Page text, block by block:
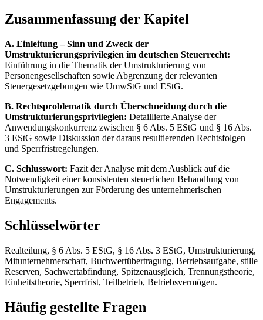
Zusammenfassung der Kapitel
A. Einleitung – Sinn und Zweck der
Umstrukturierungsprivilegien im deutschen Steuerrecht:
Einführung in die Thematik der Umstrukturierung von
Personengesellschaften sowie Abgrenzung der relevanten
Steuergesetzgebungen wie UmwStG und EStG.
B. Rechtsproblematik durch Überschneidung durch die
Umstrukturierungsprivilegien: Detaillierte Analyse der
Anwendungskonkurrenz zwischen § 6 Abs. 5 EStG und § 16 Abs.
3 EStG sowie Diskussion der daraus resultierenden Rechtsfolgen
und Sperrfristregelungen.
C. Schlusswort: Fazit der Analyse mit dem Ausblick auf die
Notwendigkeit einer konsistenten steuerlichen Behandlung von
Umstrukturierungen zur Förderung des unternehmerischen
Engagements.
Schlüsselwörter
Realteilung, § 6 Abs. 5 EStG, § 16 Abs. 3 EStG, Umstrukturierung,
Mitunternehmerschaft, Buchwertübertragung, Betriebsaufgabe, stille
Reserven, Sachwertabfindung, Spitzenausgleich, Trennungstheorie,
Einheitstheorie, Sperrfrist, Teilbetrieb, Betriebsvermögen.
Häufig gestellte Fragen